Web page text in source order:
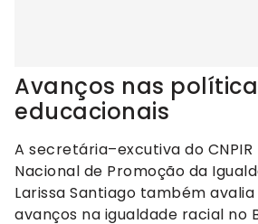
Avanços nas
educacionais
A secretária–excutiva do
Nacional de Promoção da
Larissa Santiago também
avanços na igualdade racial no